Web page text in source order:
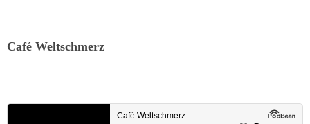
Café Weltschmerz